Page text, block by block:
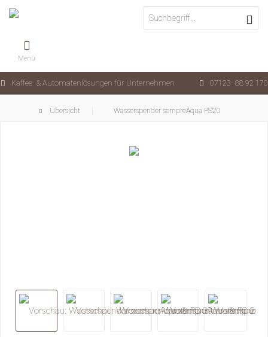
Kaffee- & Automatenlösungen für Unternehmen 07123- 88 92 170
Menü
Übersicht Wasserspender sempreAqua PS20